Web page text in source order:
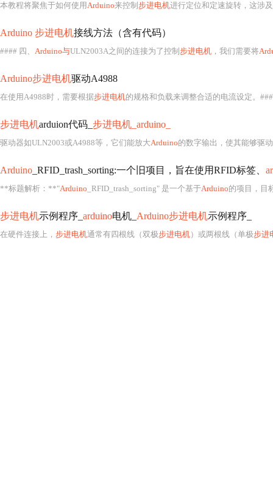
本教程将聚焦于如何使用Arduino来控制 步进电机进行定位和定速旋转，这涉
Arduino 步进电机接线方法（含有代码）
#### 四、 Arduino与ULN2003A之间的连接为了控制 步进电机 ，我们需要将
Arduino步进电机驱动A4988
在使用A4988时，需要根据步进电机的规格和负载来调整合适的电流设定。
步进电机arduion代码_ 步进电机_arduino_
驱动器如ULN2003或A4988等，它们能放大Arduino的数字输出，使其能够驱动
Arduino _RFID_trash_sorting:一个旧项目，旨在使用RFID标签、
**标题解析：**"Arduino _RFID_trash_sorting" 是一个基于Arduino的项目，目
步进电机示例程序_ arduino电机_ Arduino步进电机示例程序_
在硬件连接上， 步进电机通常有四根线（双极步进电机）或两根线（单极步进